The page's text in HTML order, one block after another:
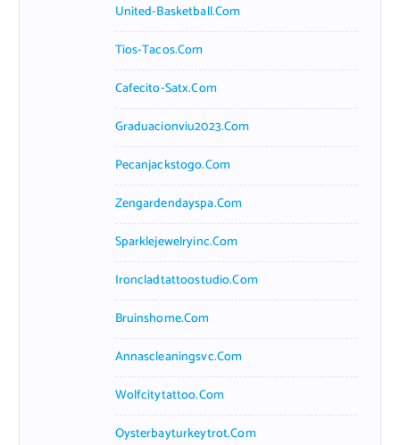
United-Basketball.com
Tios-Tacos.com
Cafecito-Satx.com
Graduacionviu2023.com
Pecanjackstogo.com
Zengardendayspa.com
Sparklejewelryinc.com
Ironcladtattoostudio.com
Bruinshome.com
Annascleaningsvc.com
Wolfcitytattoo.com
Oysterbayturkeytrot.com